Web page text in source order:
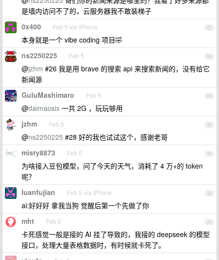
是墙内访问不了的，云服务器我不敢装梯子
27
0x400 Feb 5 via iPhone
本身就是一个 vibe coding 项目🤣
28
ns2250225 Feb 5
@jzhm #26 我是用 brave 的搜索 api 来搜索新闻的，没有给它
新闻源
29
GuluMashimaro Feb 5
@daimaosix 一共 2G ，玩玩够用
30
jzhm Feb 5
@ns2250225 #28 好的我也试试这个，感谢老哥
31
misty8873 Feb 5
为啥接入豆包模型，问了今天的天气，消耗了 4 万+的 token
呢？
32
luanfujian Feb 5 via iPhone
ai:好好好 拿我当狗 觉醒后第一个先做了你
33
mht Feb 5
卡死感觉一般是接的 AI 挂了导致的，我接的 deepseek 的模型
接口，处理大量表格数据时，有时候就卡死了。